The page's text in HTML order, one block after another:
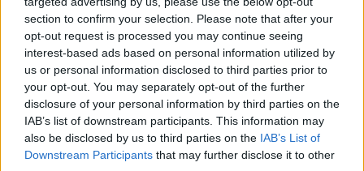
section to confirm your selection. Please note that after your
opt-out request is processed you may continue seeing
interest-based ads based on personal information utilized by
us or personal information disclosed to third parties prior to
your opt-out. You may separately opt-out of the further
disclosure of your personal information by third parties on the
IAB’s list of downstream participants. This information may
also be disclosed by us to third parties on the IAB’s List of
Downstream Participants that may further disclose it to other
harcok hőseiről. Az applikációban egy térképen tekinthetik
meg a bejárható helyszínek listáját, melyekhez útvonalat is
tervezhetnek.
Számos budapesti, a forradalomban lényeges szerepet
betöltő helyszínt járhatunk be az applikáció segítségével:
ellátogathatunk a Corvin-közbe, a Műegyetemhez, a
Rádióhoz vagy a Kossuth térre, ahol az október 23-ai és 25-